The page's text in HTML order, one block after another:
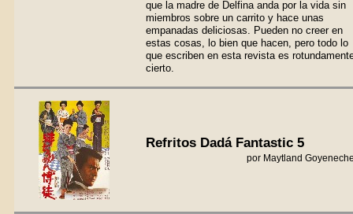
que la madre de Delfina anda por la vida sin
miembros sobre un carrito y hace unas
empanadas deliciosas. Pueden no creer en
estas cosas, lo bien que hacen, pero todo lo
que escriben en esta revista es
cierto.
Refritos Dadá Fantastic 5
por Maytland